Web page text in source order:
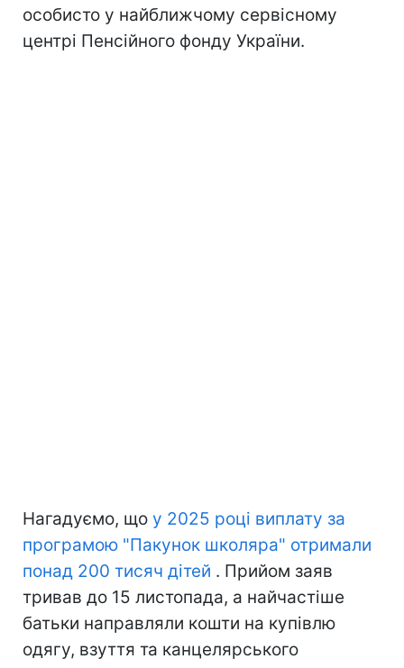
особисто у найближчому сервісному
центрі Пенсійного фонду України.
Нагадуємо, що у 2025 році виплату за
програмою "Пакунок школяра" отримали
понад 200 тисяч дітей . Прийом заяв
тривав до 15 листопада, а найчастіше
батьки направляли кошти на купівлю
одягу, взуття та канцелярського